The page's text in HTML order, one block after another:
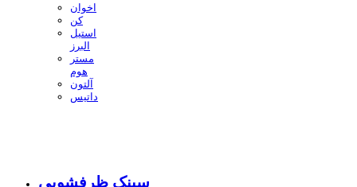
اخوان
کن
استیل
البرز
مستر
هوم
آلتون
داتیس
سینک ظرفشویی